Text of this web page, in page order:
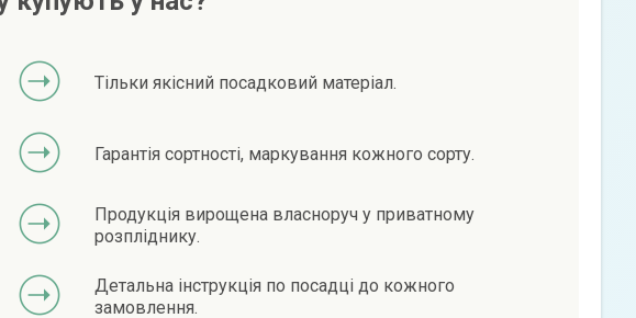
Тільки якісний посадковий матеріал.
Гарантія сортності, маркування кожного сорту.
Продукція вирощена власноруч у приватному
розпліднику.
Детальна інструкція по посадці до кожного
замовлення.